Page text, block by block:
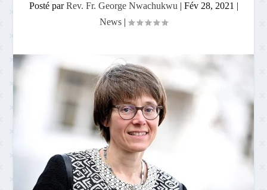
Posté parRev. Fr. George Nwachukwu | Fév 28, 2021 |
News |